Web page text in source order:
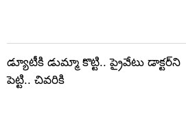
డ్యూటీకి డుమ్మా కొట్టి.. ప్రైవేటు డాక్టర్‌ని
పెట్టి.. చివరికి